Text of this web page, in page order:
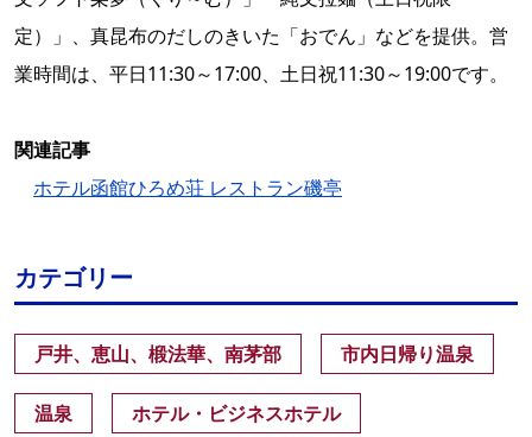
定）」、真昆布のだしのきいた「おでん」などを提供。営
業時間は、平日11:30～17:00、土日祝11:30～19:00です。
関連記事
ホテル函館ひろめ荘 レストラン磯亭
カテゴリー
戸井、恵山、椴法華、南茅部 市内日帰り温泉
温泉 ホテル・ビジネスホテル